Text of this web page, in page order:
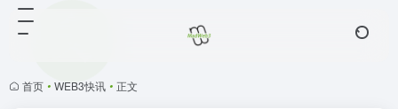
首页 • WEB3快讯 • 正文